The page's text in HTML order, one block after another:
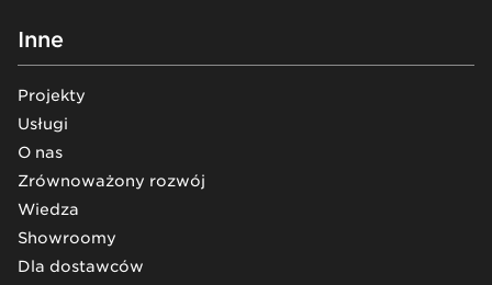
Inne
Projekty
Usługi
O nas
Zrównoważony rozwój
Wiedza
Showroomy
Dla dostawców